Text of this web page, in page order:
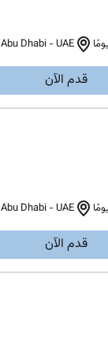
Abu Dhabi -UAE
قدم الآن
Abu Dhabi -UAE
قدم الآن